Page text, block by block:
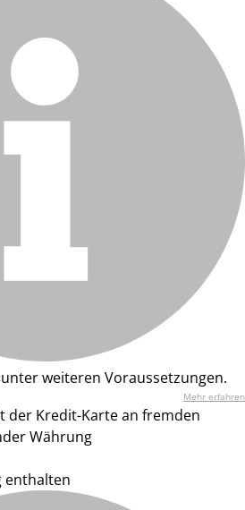
weiteren Voraussetzungen.
Mehr erfahren
der Kredit-Karte an fremden
Währung
enthalten